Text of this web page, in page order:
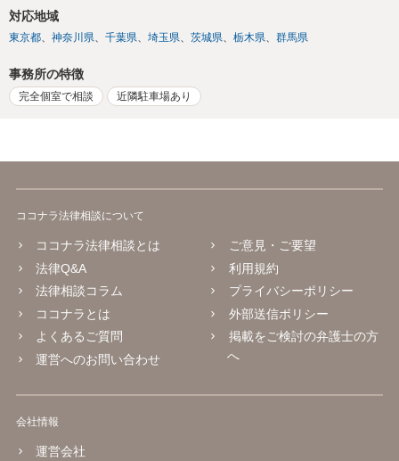
対応地域
東京都 神奈川県 千葉県 埼玉県 茨城県 栃木県 群馬県
事務所の特徴
完全個室で相談 近隣駐車場あり
ココナラ法律相談について
ココナラ法律相談とは
法律Q&A
法律相談コラム
ココナラとは
よくあるご質問
運営へのお問い合わせ
ご意見・ご要望
利用規約
プライバシーポリシー
外部送信ポリシー
掲載をご検討の弁護士の方
へ
会社情報
運営会社